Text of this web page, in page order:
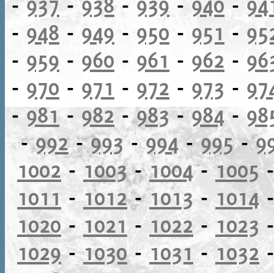
- 948 - 949 - 950 - 951 -
- 959 - 960 - 961 - 962 -
- 970 - 971 - 972 - 973 -
-981-982-983-984-
-992-993-994-995-
1002 -1003-1004-1005
1011 - 1012-1013- 1014
1020- 1021 - 1022 - 1023
1029-1030-1031 -1032